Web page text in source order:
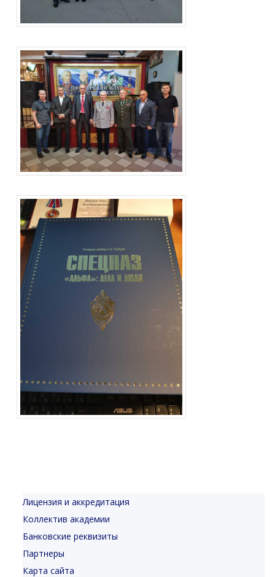
Лицензия и аккредитация
Коллектив академии
Банковские реквизиты
Партнеры
Карта сайта